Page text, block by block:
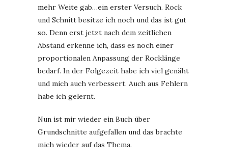
mehr Weite gab…ein erster Versuch. Rock
und Schnitt besitze ich noch und das ist gut
so. Denn erst jetzt nach dem zeitlichen
Abstand erkenne ich, dass es noch einer
proportionalen Anpassung der Rocklänge
bedarf. In der Folgezeit habe ich viel genäht
und mich auch verbessert. Auch aus Fehlern
habe ich gelernt.
Nun ist mir wieder ein Buch über
Grundschnitte aufgefallen und das brachte
mich wieder auf das Thema.